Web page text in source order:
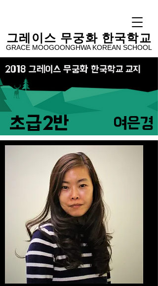
​그레이스 무궁화 한국학교
GRACE MOOGOONGHWA KOREAN SCHOOL
2018 그레이스 무궁화 한국학교 교지
초급2반 여은경